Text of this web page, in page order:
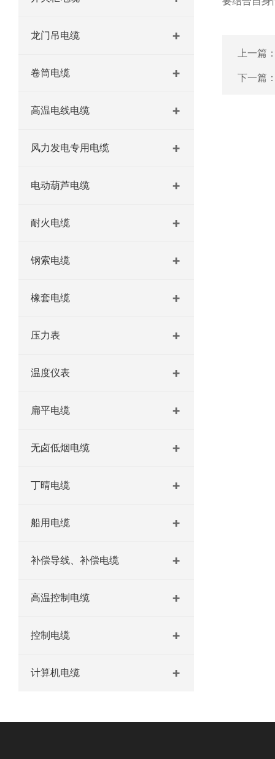
龙门吊电缆
卷筒电缆
高温电线电缆
风力发电专用电缆
电动葫芦电缆
耐火电缆
钢索电缆
橡套电缆
压力表
温度仪表
扁平电缆
无卤低烟电缆
丁晴电缆
船用电缆
补偿导线、补偿电缆
高温控制电缆
控制电缆
计算机电缆
上一篇
下一篇